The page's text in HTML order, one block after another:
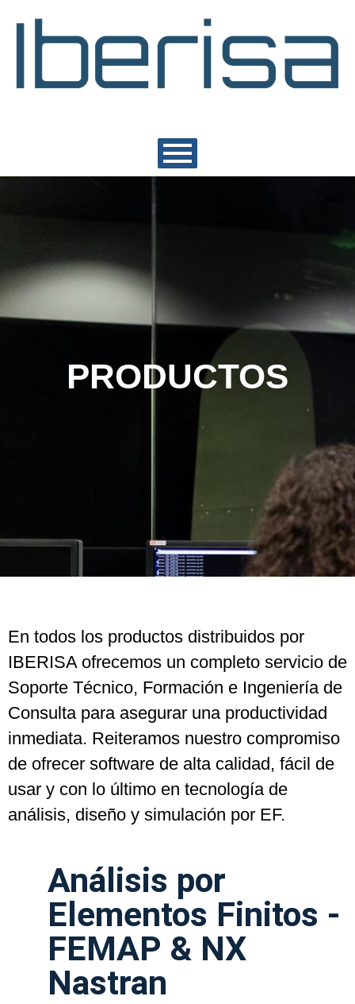
PRODUCTOS
En todos los productos distribuidos por
IBERISA ofrecemos un completo servicio de
Soporte Técnico, Formación e Ingeniería de
Consulta para asegurar una productividad
inmediata. Reiteramos nuestro compromiso
de ofrecer software de alta calidad, fácil de
usar y con lo último en tecnología de
análisis, diseño y simulación por EF.
Análisis por
Elementos Finitos -
FEMAP & NX
Nastran